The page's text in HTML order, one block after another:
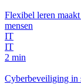
Flexibel leren
mensen
IT
IT
2 min
Cyberbeveiliging in